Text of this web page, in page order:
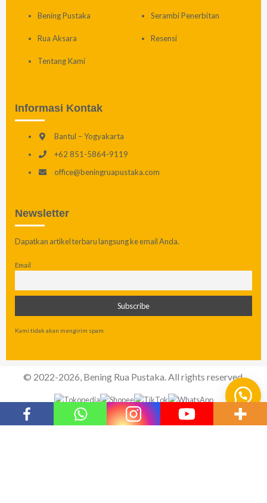
Bening Pustaka Serambi Penerbitan
Rua Aksara Resensi
Tentang Kami
Informasi Kontak
Bantul – Yogyakarta
+62 851-5864-9119
office@beningruapustaka.com
Newsletter
Dapatkan artikel terbaru langsung ke email Anda.
Email
Kami tidak akan mengirim spam.
© 2022-2026, Bening Rua Pustaka. All rights reserved.